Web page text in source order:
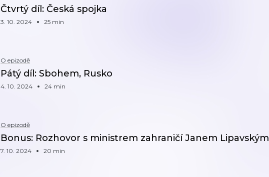
Čtvrtý díl: Česká spojka
3. 10. 2024 25 min
O epizodě
Pátý díl: Sbohem, Rusko
4. 10. 2024 24 min
O epizodě
Bonus: Rozhovor s ministrem zahraničí Janem Lipavským
7. 10. 2024 20 min